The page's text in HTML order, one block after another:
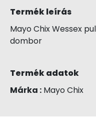
Termék leírás
Mayo Chix Wessex
dombor
Termék adatok
Márka : Mayo Chix